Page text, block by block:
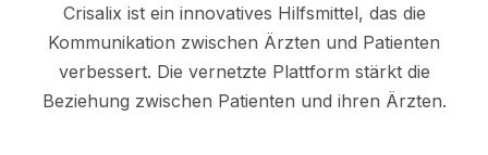
Crisalix ist ein innovatives Hilfsmittel, das die
Kommunikation zwischen Ärzten und Patienten
verbessert. Die vernetzte Plattform stärkt die
Beziehung zwischen Patienten und ihren Ärzten.